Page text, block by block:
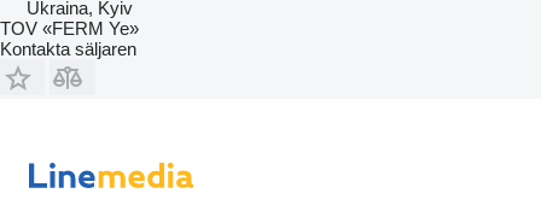
Ukraina, Kyiv
TOV «FERM Ye»
Kontakta säljaren